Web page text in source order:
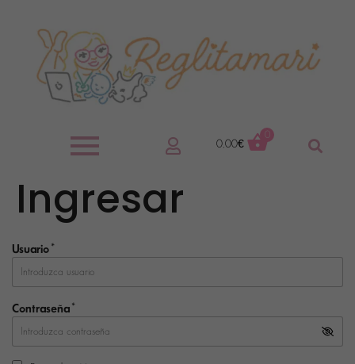
0,00€
0
Ingresar
Usuario *
Contraseña *